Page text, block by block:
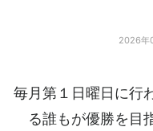
2026年
毎月第１日曜日に行
る誰もが優勝を目